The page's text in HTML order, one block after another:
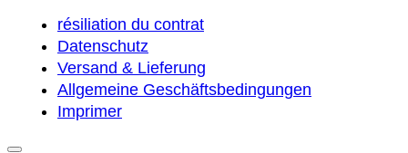
résiliation du contrat
Datenschutz
Versand & Lieferung
Allgemeine Geschäftsbedingungen
Imprimer